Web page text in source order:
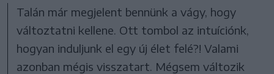
Talán már megjelent bennünk a vágy, hogy
változtatni kellene. Ott tombol az intuíciónk,
hogyan induljunk el egy új élet felé?! Valami
azonban mégis visszatart. Mégsem változik